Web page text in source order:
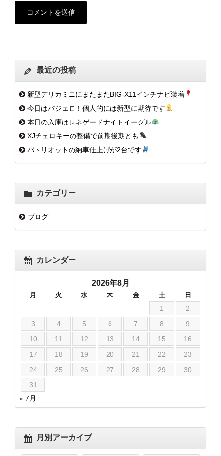
最近の投稿
新型デリカミニにまたまたBIG-X11インチナビ装着
今日はパジェロ！個人的には新型に期待です
本日の入庫はレネゲードナイトイーグル
XJチェロキーの整備で前期後期とも
パトリオットの納車仕上げが2台です
カテゴリー
ブログ
カレンダー
2026年8月
月 火 水 木 金 土 日
1
2
3
4 5 6 7 8
9
10
11 12 13 14 15
16
17
18 19 20 21 22
23
24
25 26 27 28 29
30
31
« 7月
月別アーカイブ